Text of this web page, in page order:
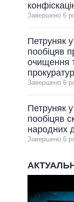
Завершено 6
Петруняк
пообіцяв
очищення
Завершено 6
Петруняк
пообіцяв
народних
Завершено 6